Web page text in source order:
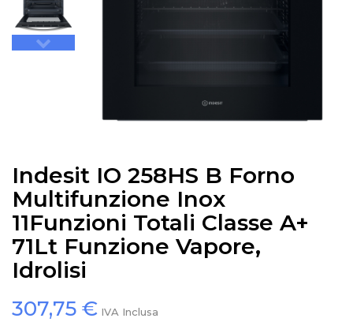
Indesit IO 258HS B Forno
Multifunzione Inox
11Funzioni Totali Classe A+
71Lt Funzione Vapore,
Idrolisi
307,75 € IVA Inclusa